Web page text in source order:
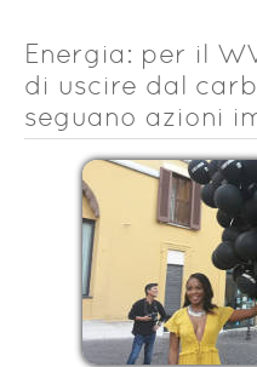
Energia: per il
di uscire dal
seguano azioni